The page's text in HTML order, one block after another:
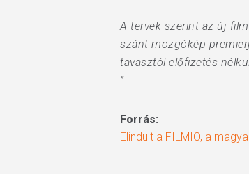
A tervek szerint az új
szánt mozgókép
tavasztól előfizetés
”
Forrás:
Elindult a FILMIO, a